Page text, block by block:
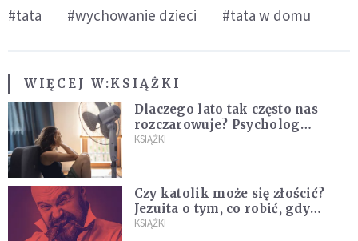
#tata
#wychowanie dzieci #tata w domu
WIĘCEJ W:KSIĄŻKI
Dlaczego lato tak często nas
rozczarowuje? Psycholog
wyjaśnia, skąd bierze się presja
KSIĄŻKI
Czy katolik może się złościć?
Jezuita o tym, co robić, gdy
puszczają nam nerwy
KSIĄŻKI